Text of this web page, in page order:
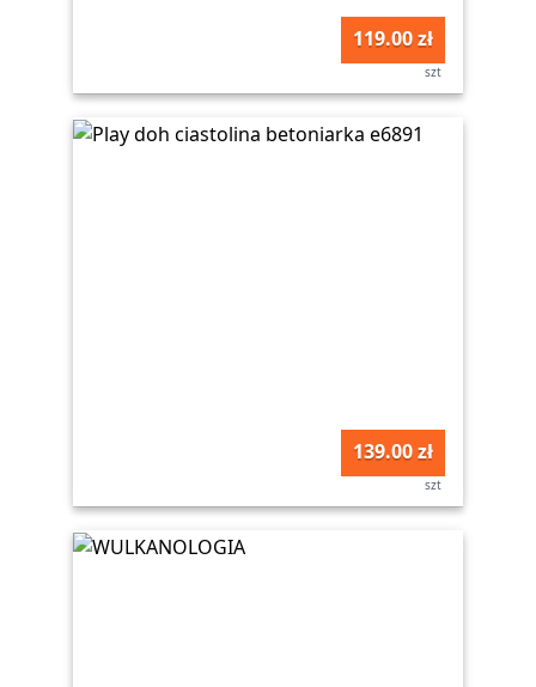
119.00 zł
szt
139.00 zł
szt